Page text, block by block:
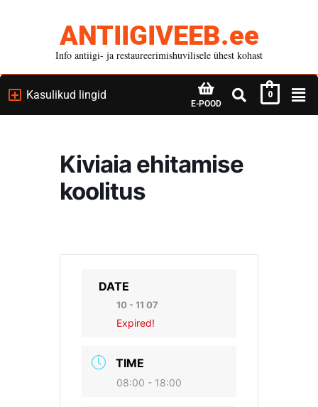
ANTIIGIVEEB.ee
Info antiigi- ja restaureerimishuvilisele ühest kohast
Kasulikud lingid
E-POOD
0
Kiviaia ehitamise
koolitus
DATE
10 - 11 07
Expired!
TIME
08:00 - 18:00